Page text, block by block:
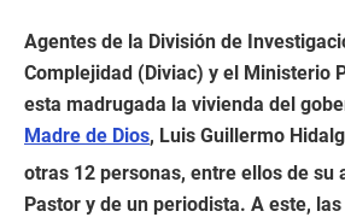
Agentes de la División de
Complejidad (Diviac) y el Ministerio
esta madrugada la vivienda del
Madre de Dios, Luis Guillermo
otras 12 personas, entre ellos de su
Pastor y de un periodista. A este,